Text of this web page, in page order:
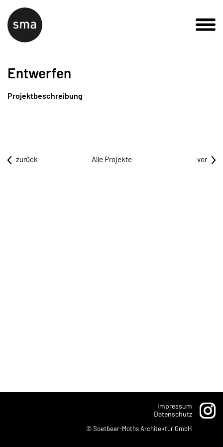
Entwerfen
Projektbeschreibung
zurück Alle Projekte vor
Impressum
Datenschutz
© Soetbeer-Moths Architektur GmbH